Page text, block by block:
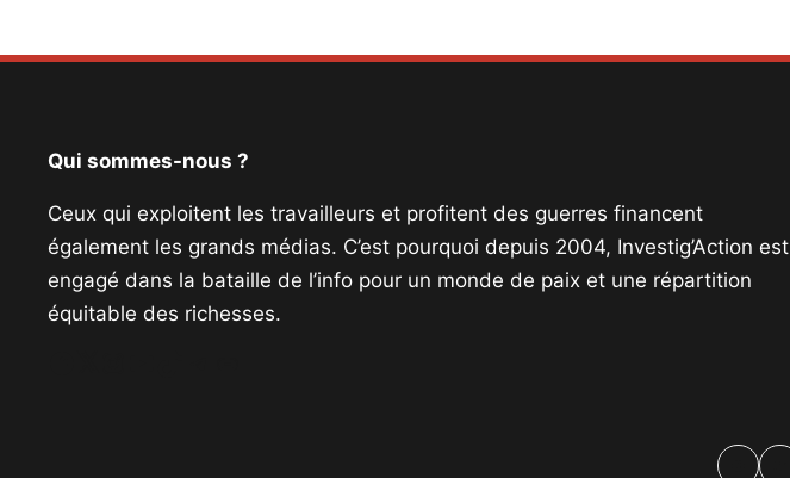
Qui sommes-nous ?
Ceux qui exploitent les travailleurs et profitent des guerres financent
également les grands médias. C’est pourquoi depuis 2004, Investig’Action est
engagé dans la bataille de l’info pour un monde de paix et une répartition
équitable des richesses.